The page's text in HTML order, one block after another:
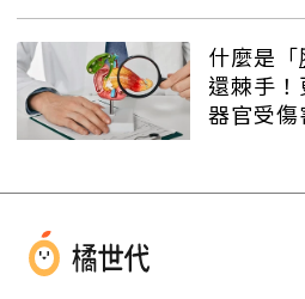
什麼是「
還棘手
器官受傷